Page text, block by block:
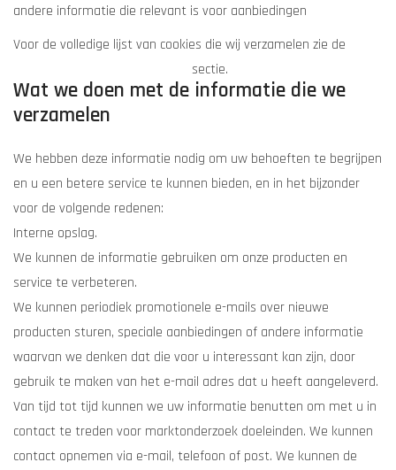
andere informatie die relevant is voor aanbiedingen
Voor de volledige lijst van cookies die wij verzamelen zie de
sectie.
Wat we doen met de informatie die we
verzamelen
We hebben deze informatie nodig om uw behoeften te begrijpen
en u een betere service te kunnen bieden, en in het bijzonder
voor de volgende redenen:
Interne opslag.
We kunnen de informatie gebruiken om onze producten en
service te verbeteren.
We kunnen periodiek promotionele e-mails over nieuwe
producten sturen, speciale aanbiedingen of andere informatie
waarvan we denken dat die voor u interessant kan zijn, door
gebruik te maken van het e-mail adres dat u heeft aangeleverd.
Van tijd tot tijd kunnen we uw informatie benutten om met u in
contact te treden voor marktonderzoek doeleinden. We kunnen
contact opnemen via e-mail, telefoon of post. We kunnen de